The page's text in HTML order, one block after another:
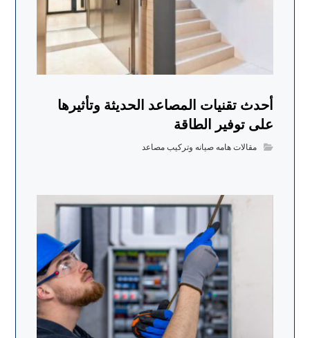
أحدث تقنيات المصاعد الحديثة وتأثيرها
على توفير الطاقة
مقالات هامه صيانه وتركيب مصاعد